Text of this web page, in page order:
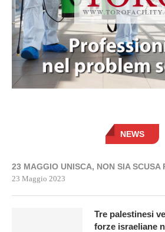
NEWS
23 MAGGIO UNISCA, NON SIA SCUSA
23 Maggio 2023
Tre palestinesi
forze israeliane